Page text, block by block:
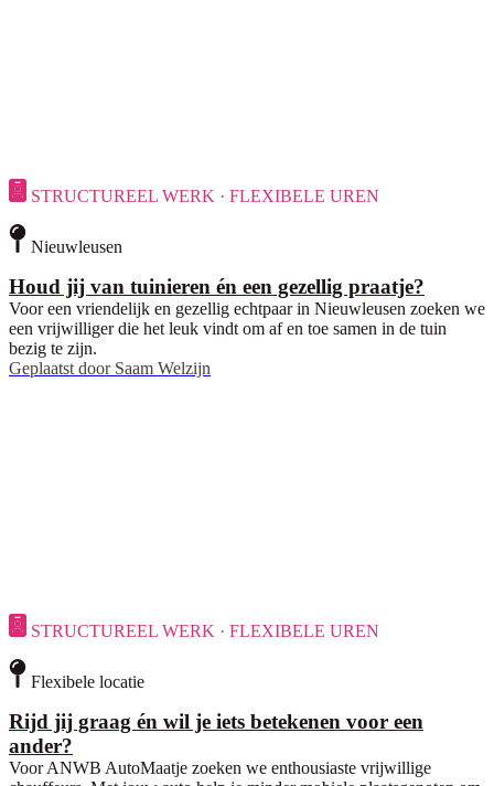
STRUCTUREEL WERK · FLEXIBELE UREN
Nieuwleusen
Houd jij van tuinieren én een gezellig praatje?
Voor een vriendelijk en gezellig echtpaar in Nieuwleusen zoeken we
een vrijwilliger die het leuk vindt om af en toe samen in de tuin
bezig te zijn.
Geplaatst door Saam Welzijn
STRUCTUREEL WERK · FLEXIBELE UREN
Flexibele locatie
Rijd jij graag én wil je iets betekenen voor een
ander?
Voor ANWB AutoMaatje zoeken we enthousiaste vrijwillige